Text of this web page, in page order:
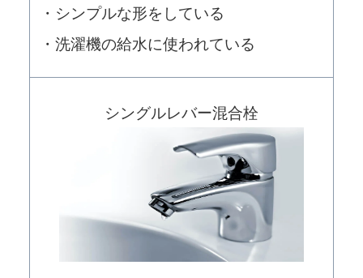
・シンプルな形をしている
・洗濯機の給水に使われている
シングルレバー混合栓